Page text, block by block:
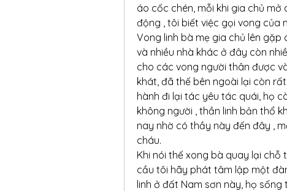
áo cốc chén, mỗi khi gia chủ
động , tôi biết việc gọi vong của
Vong linh bà mẹ gia chủ lên
và nhiều nhà khác ở đây còn
cho các vong người thân được
khát, đã thế bên ngoài lại còn
hành đi lại tác yêu tác quái, họ
không người , thần linh bản thổ
nay nhờ có thầy này đến đây ,
cháu.
Khi nói thế xong bà quay lại
cầu tôi hãy phát tâm lập một
linh ở đất Nam sơn này, họ